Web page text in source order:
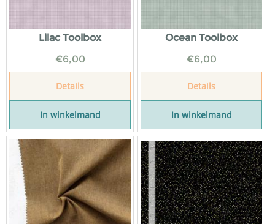
Lilac Toolbox
€6,00
Details
In winkelmand
Ocean Toolbox
€6,00
Details
In winkelmand